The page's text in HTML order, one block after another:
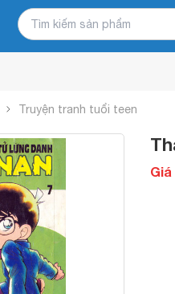
Truyện tranh tuổi teen